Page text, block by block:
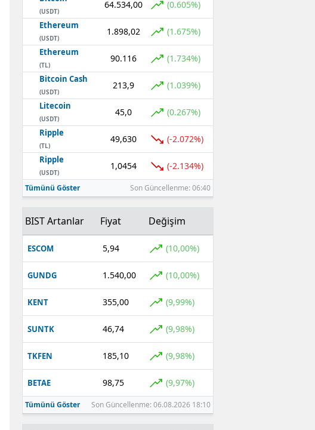
(USDT)
64.534,00 (0.605%)
Ethereum
(USDT)
1.898,02 (1.675%)
Ethereum
(TL)
90.116 (1.734%)
Bitcoin Cash
(USDT)
213,9 (1.039%)
Litecoin
(USDT)
45,0 (0.267%)
Ripple
(TL)
49,630 (-2.072%)
Ripple
(USDT)
1,0454 (-2.134%)
Tümünü Göster Son Güncellenme: 06:40
BIST Artanlar Fiyat Değişim
ESCOM 5,94 (10,00%)
GUNDG 1.540,00 (10,00%)
KENT 355,00 (9,99%)
SUNTK 46,74 (9,98%)
TKFEN 185,10 (9,98%)
BETAE 98,75 (9,97%)
Tümünü Göster Son Güncellenme: 06.08.2026 18:10